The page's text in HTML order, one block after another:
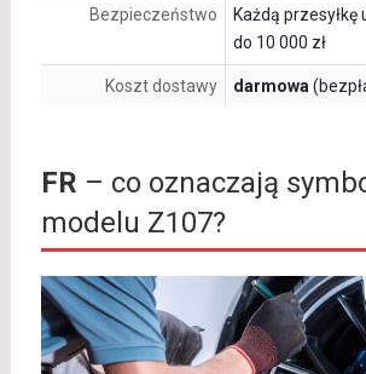
Bezpieczeństwo
Każdą
do 10 000 zł
Koszt dostawy darmowa
FR – co oznaczają
modelu Z107?